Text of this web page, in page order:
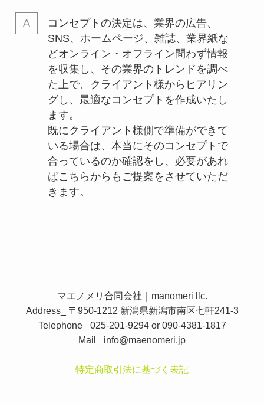
コンセプトの決定は、業界の広告、
SNS、ホームページ、雑誌、業界紙な
どオンライン・オフライン問わず情報
を収集し、その業界のトレンドを調べ
た上で、クライアント様からヒアリン
グし、最適なコンセプトを作成いたし
ます。
既にクライアント様側で準備ができて
いる場合は、本当にそのコンセプトで
合っているのか確認をし、必要があれ
ばこちらからもご提案をさせていただ
きます。
マエノメリ合同会社｜manomeri llc.
Address_ 〒950-1212 新潟県新潟市南区七軒241-3
Telephone_ 025-201-9294 or 090-4381-1817
Mail_ info@maenomeri.jp
特定商取引法に基づく表記